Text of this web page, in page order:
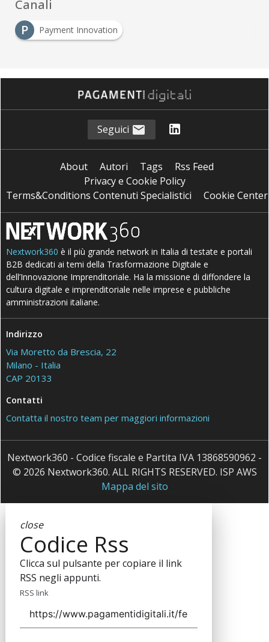
Canali
P
Payment Innovation
Seguici
About Autori Tags
Rss Feed
Privacy e Cookie Policy
Terms&Conditions Contenuti Specialistici
Cookie Center
Nextwork360 è il più grande network in Italia di testate e portali
B2B dedicati ai temi della Trasformazione Digitale e
dell’Innovazione Imprenditoriale. Ha la missione di diffondere la
cultura digitale e imprenditoriale nelle imprese e pubbliche
amministrazioni italiane.
Indirizzo
Via Moretto da Brescia, 22
Milano - Italia
CAP 20133
Contatti
Contatta il nostro team per maggiori informazioni
Nextwork360 - Codice fiscale e Partita IVA 13868590962 -
© 2026 Nextwork360. ALL RIGHTS RESERVED. ISP AWS
Mappa del sito
close
Codice Rss
Clicca sul pulsante per copiare il link
RSS negli appunti.
RSS link